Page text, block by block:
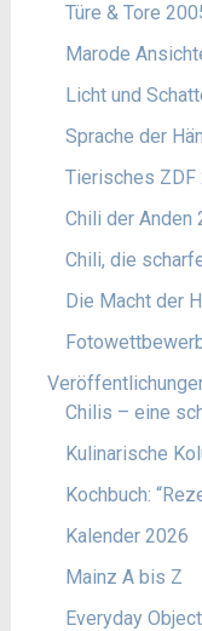
Türe & Tore
Marode
Licht und
Sprache der
Tierisches ZDF
Chili der Anden
Chili, die
Die Macht der
Chilis – eine
Kulinarische
Kochbuch:
Kalender 2026
Mainz A bis Z
Everyday